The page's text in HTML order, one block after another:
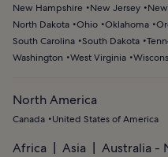
New Hampshire
New Jersey
North Dakota Ohio Oklahoma
South Carolina South Dakota
Washington
West Virginia
North America
Canada United States of America
Africa Asia
Australia -